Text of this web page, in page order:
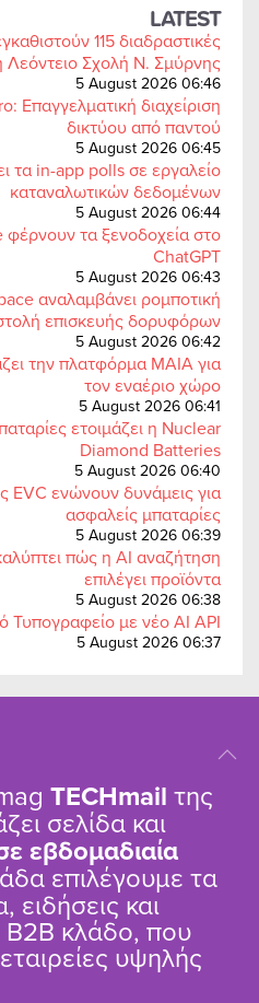
LATEST
115 διαδραστικές
Λεόντειο Σχολή Ν. Σμύρνης
5 August 2026 06:46
Επαγγελματική διαχείριση
δικτύου από παντού
5 August 2026 06:45
τα in-app polls σε εργαλείο
καταναλωτικών δεδομένων
5 August 2026 06:44
τα ξενοδοχεία στο
ChatGPT
5 August 2026 06:43
αναλαμβάνει ρομποτική
επισκευής δορυφόρων
5 August 2026 06:42
την πλατφόρμα MAIA για
τον εναέριο χώρο
5 August 2026 06:41
ετοιμάζει η Nuclear
Diamond Batteries
5 August 2026 06:40
EVC ενώνουν δυνάμεις για
ασφαλείς μπαταρίες
5 August 2026 06:39
πώς η AI αναζήτηση
επιλέγει προϊόντα
5 August 2026 06:38
Τυπογραφείο με νέο AI API
5 August 2026 06:37
TΕCHmail της
σελίδα και
εβδομαδιαία
επιλέγουμε τα
ειδήσεις και
κλάδο, που
υψηλής